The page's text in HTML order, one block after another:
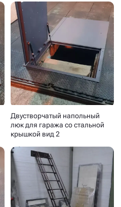
Двустворчатый напольный
люк для гаража со стальной
крышкой вид 2